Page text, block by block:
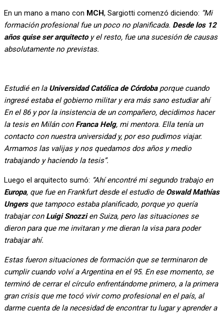
En un mano a mano con MCH, Sargiotti comenzó diciendo: “Mi
formación profesional fue un poco no planificada. Desde los 12
años quise ser arquitectoy el resto, fue una sucesión de causas
absolutamente no previstas.
Estudié en laUniversidad Católica de Córdobaporque cuando
ingresé estaba el gobierno militar y era más sano estudiar ahí
En el 86 y por la insistencia de un compañero, decidimos hacer
la tesis en Milán con Franca Helg, mi mentora. Ella tenía un
contacto con nuestra universidad y, por eso pudimos viajar.
Armamos las valijas y nos quedamos dos años y medio
trabajando y haciendo la tesis”.
Luego el arquitecto sumó: “Ahí encontré mi segundo trabajo en
Europa, que fue en Frankfurt desde el estudio de Oswald Mathías
Ungersque tampoco estaba planificado, porque yo quería
trabajar con Luigi Snozzien Suiza, pero las situaciones se
dieron para que me invitaran y me dieran la visa para poder
trabajar ahí.
Estas fueron situaciones de formación que se terminaron de
cumplir cuando volví a Argentina en el 95. En ese momento, se
terminó de cerrar el círculo enfrentándome primero, a la primera
gran crisis que me tocó vivir como profesional en el país, al
darme cuenta de la necesidad de encontrar tu lugar y aprender a